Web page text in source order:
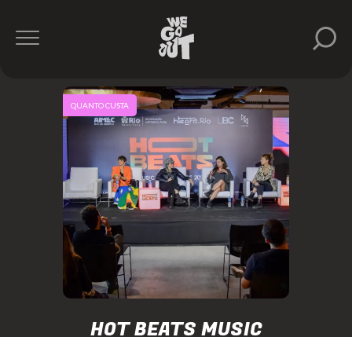
HOT BEATS MUSIC
QUANTO CUSTA